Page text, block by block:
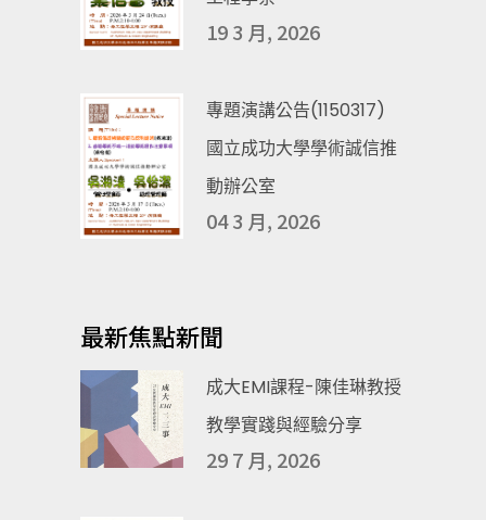
19 3 月, 2026
專題演講公告(1150317)
國立成功大學學術誠信推
動辦公室
04 3 月, 2026
最新焦點新聞
成大EMI課程-陳佳琳教授
教學實踐與經驗分享
29 7 月, 2026